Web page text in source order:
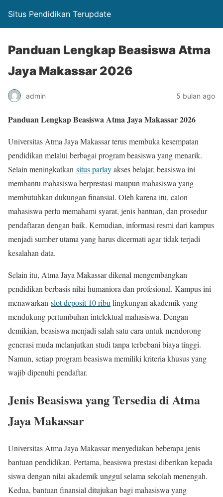
Situs Pendidikan Terupdate
Panduan Lengkap Beasiswa Atma
Jaya Makassar 2026
admin 5 bulan ago
Panduan Lengkap Beasiswa Atma Jaya Makassar 2026
Universitas Atma Jaya Makassar terus membuka kesempatan
pendidikan melalui berbagai program beasiswa yang menarik.
Selain meningkatkan situs parlayakses belajar, beasiswa ini
membantu mahasiswa berprestasi maupun mahasiswa yang
membutuhkan dukungan finansial. Oleh karena itu, calon
mahasiswa perlu memahami syarat, jenis bantuan, dan prosedur
pendaftaran dengan baik. Kemudian, informasi resmi dari kampus
menjadi sumber utama yang harus dicermati agar tidak terjadi
kesalahan data.
Selain itu, Atma Jaya Makassar dikenal mengembangkan
pendidikan berbasis nilai humaniora dan profesional. Kampus ini
menawarkan slot deposit 10 ribu lingkungan akademik yang
mendukung pertumbuhan intelektual mahasiswa. Dengan
demikian, beasiswa menjadi salah satu cara untuk mendorong
generasi muda melanjutkan studi tanpa terbebani biaya tinggi.
Namun, setiap program beasiswa memiliki kriteria khusus yang
wajib dipenuhi pendaftar.
Jenis Beasiswa yang Tersedia di Atma
Jaya Makassar
Universitas Atma Jaya Makassar menyediakan beberapa jenis
bantuan pendidikan. Pertama, beasiswa prestasi diberikan kepada
siswa dengan nilai akademik unggul selama sekolah menengah.
Kedua, bantuan finansial ditujukan bagi mahasiswa yang